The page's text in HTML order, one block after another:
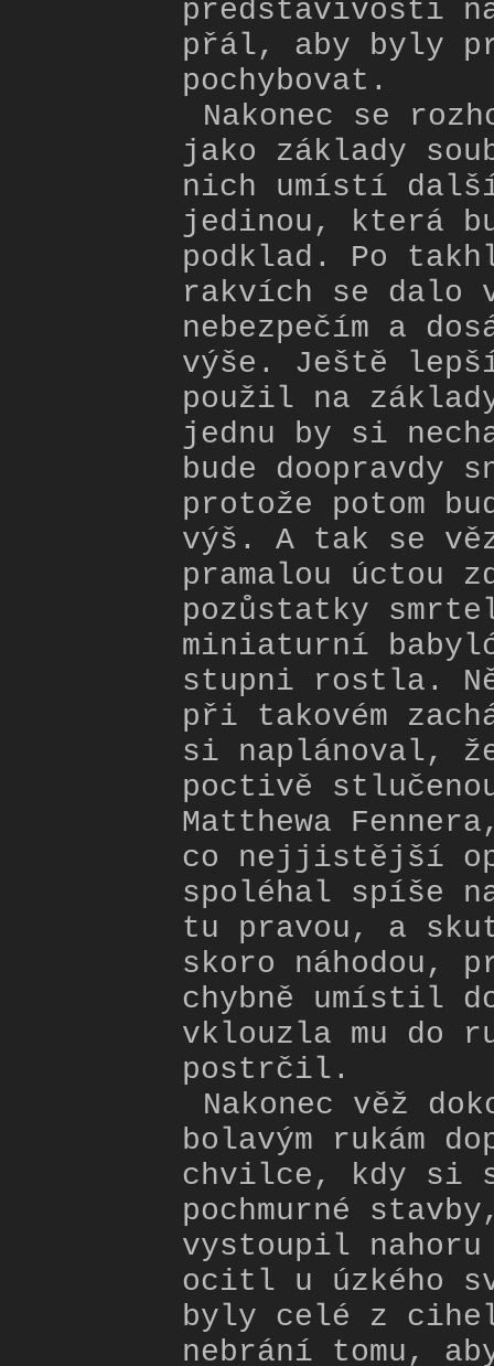
představivosti
přál, aby byly
pochybovat.
Nakonec se
jako základy
nich umístí
jedinou, která
podklad. Po
rakvích se dalo
nebezpečím a
výše. Ještě
použil na
jednu by si
bude doopravdy
protože potom
výš. A tak se
pramalou úctou
pozůstatky
miniaturní
stupni rostla.
při takovém
si naplánoval,
poctivě
Matthewa
co nejjistější
spoléhal spíše
tu pravou, a
skoro náhodou,
chybně umístil
vklouzla mu do
postrčil.
Nakonec věž
bolavým rukám
chvilce, kdy si
pochmurné
vystoupil
ocitl u úzkého
byly celé z
nebrání tomu,